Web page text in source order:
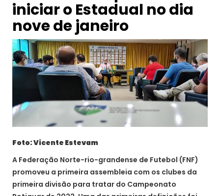
iniciar o Estadual no dia
nove de janeiro
Foto: Vicente Estevam
A Federação Norte-rio-grandense de Futebol (FNF)
promoveu a primeira assembleia com os clubes da
primeira divisão para tratar do Campeonato